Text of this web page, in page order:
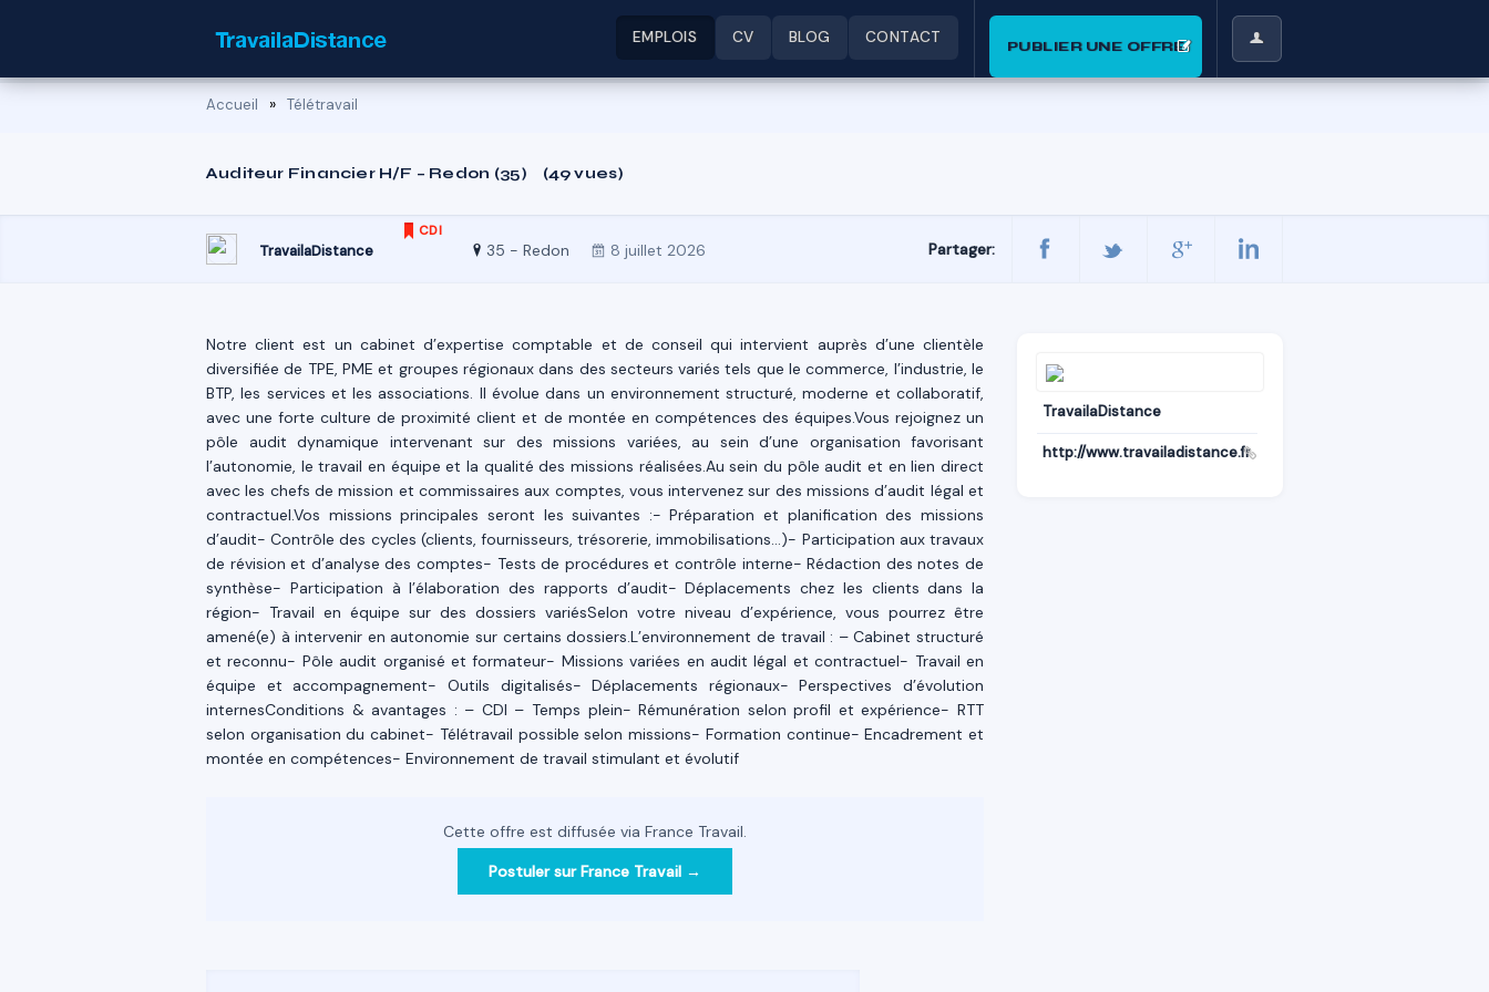
EMPLOIS CV BLOG CONTACT PUBLIER UNE OFFRE
Accueil » Télétravail
Auditeur Financier H/F – Redon (35) (49 vues)
TravailaDistance
CDI
35 - Redon 8 juillet 2026 Partager:
Notre client est un cabinet d’expertise comptable et de conseil qui intervient auprès d’une clientèle
diversifiée de TPE, PME et groupes régionaux dans des secteurs variés tels que le commerce, l’industrie, le
BTP, les services et les associations. Il évolue dans un environnement structuré, moderne et collaboratif,
avec une forte culture de proximité client et de montée en compétences des équipes.Vous rejoignez un
pôle audit dynamique intervenant sur des missions variées, au sein d’une organisation favorisant
l’autonomie, le travail en équipe et la qualité des missions réalisées.Au sein du pôle audit et en lien direct
avec les chefs de mission et commissaires aux comptes, vous intervenez sur des missions d’audit légal et
contractuel.Vos missions principales seront les suivantes :- Préparation et planification des missions
d’audit- Contrôle des cycles (clients, fournisseurs, trésorerie, immobilisations…)- Participation aux travaux
de révision et d’analyse des comptes- Tests de procédures et contrôle interne- Rédaction des notes de
synthèse- Participation à l’élaboration des rapports d’audit- Déplacements chez les clients dans la
région- Travail en équipe sur des dossiers variésSelon votre niveau d’expérience, vous pourrez être
amené(e) à intervenir en autonomie sur certains dossiers.L’environnement de travail : – Cabinet structuré
et reconnu- Pôle audit organisé et formateur- Missions variées en audit légal et contractuel- Travail en
équipe et accompagnement- Outils digitalisés- Déplacements régionaux- Perspectives d’évolution
internesConditions & avantages : – CDI – Temps plein- Rémunération selon profil et expérience- RTT
selon organisation du cabinet- Télétravail possible selon missions- Formation continue- Encadrement et
montée en compétences- Environnement de travail stimulant et évolutif
Cette offre est diffusée via France Travail.
Postuler sur France Travail →
TravailaDistance
http://www.travailadistance.fr